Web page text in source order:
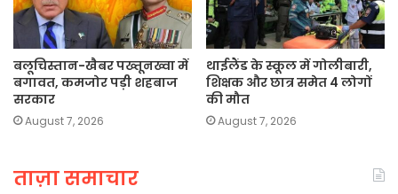
बलूचिस्तान-खैबर पख्तूनख्वा में
बगावत, कमजोर पड़ी शहबाज
सरकार
August 7, 2026
थाईलैंड के स्कूल में गोलीबारी,
शिक्षक और छात्र समेत 4 लोगों
की मौत
August 7, 2026
ताज़ा समाचार